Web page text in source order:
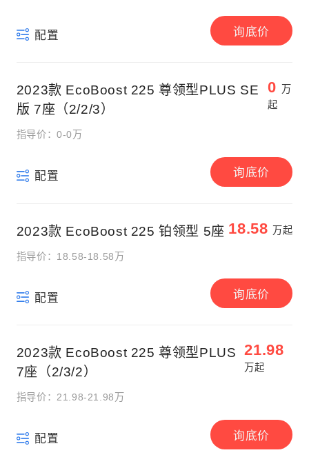
配置 询底价
2023款 EcoBoost 225 尊领型PLUS SE
版 7座（2/2/3）
0
万
起
指导价：0-0万
配置 询底价
2023款 EcoBoost 225 铂领型 5座 18.58 万起
指导价：18.58-18.58万
配置 询底价
2023款 EcoBoost 225 尊领型PLUS
7座（2/3/2）
21.98
万起
指导价：21.98-21.98万
配置 询底价